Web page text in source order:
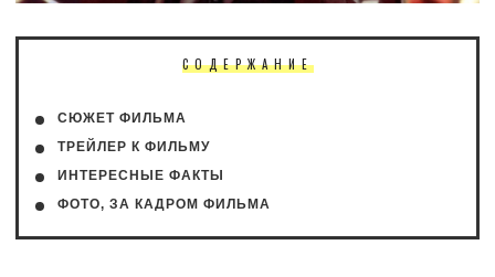
СОДЕРЖАНИЕ
СЮЖЕТ ФИЛЬМА
ТРЕЙЛЕР К ФИЛЬМУ
ИНТЕРЕСНЫЕ ФАКТЫ
ФОТО, ЗА КАДРОМ ФИЛЬМА